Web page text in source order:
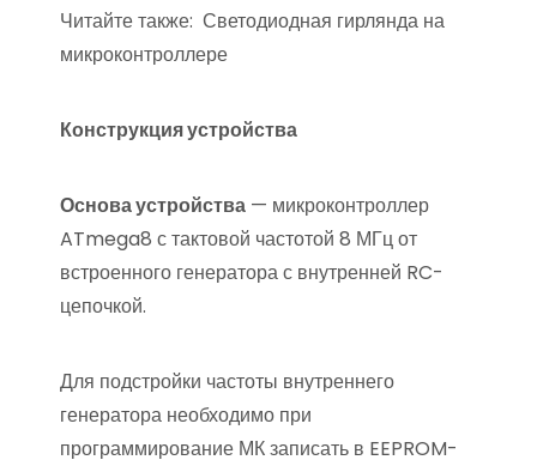
Читайте также: Светодиодная гирлянда на
микроконтроллере
Конструкция устройства
Основа устройства — микроконтроллер
ATmega8 с тактовой частотой 8 МГц от
встроенного генератора с внутренней RC-
цепочкой.
Для подстройки частоты внутреннего
генератора необходимо при
программирование МК записать в EEPROM-